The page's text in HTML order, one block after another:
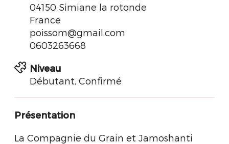
04150 Simiane la rotonde
France
poissom@gmail.com
0603263668
Niveau
Débutant, Confirmé
Présentation
La Compagnie du Grain et Jamoshanti